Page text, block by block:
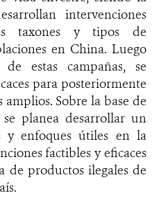
intervenciones
taxones y tipos de
en China. Luego
estas campañas, se
para posteriormente
amplios. Sobre la base de
planea desarrollar un
y enfoques útiles en la
factibles y eficaces
de productos ilegales de